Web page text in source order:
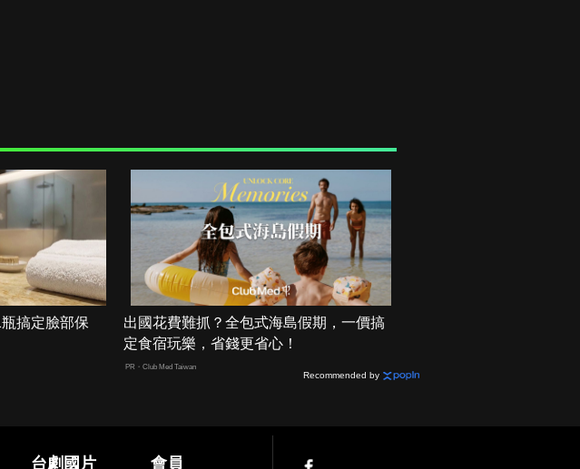
搞定臉部保
出國花費難抓？全包式海島假期，一價搞
定食宿玩樂，省錢更省心！
PR・Club Med Taiwan
Recommended by
台劇國片 會員